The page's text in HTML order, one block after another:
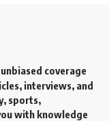
coverage
interviews, and
sports,
with knowledge